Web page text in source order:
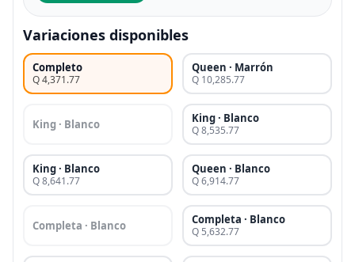
Variaciones disponibles
Completo
Q 4,371.77
Queen · Marrón
Q 10,285.77
King · Blanco King · Blanco
Q 8,535.77
King · Blanco
Q 8,641.77
Queen · Blanco
Q 6,914.77
Completa · Blanco Completa · Blanco
Q 5,632.77